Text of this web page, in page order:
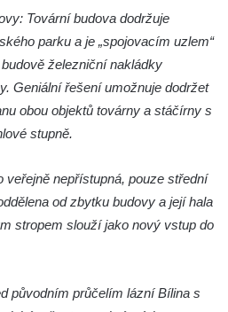
náměstí v
náměstí v
náměstí v
náměstí v
Tovární budova dodržuje
parku a je „spojovacím uzlem“
železniční nakládky
Geniální řešení umožnuje dodržet
obou objektů továrny a stáčírny s
stupně.
veřejně nepřístupná, pouze střední
od zbytku budovy a její hala
stropem slouží jako nový vstup do
původním průčelím lázní Bílina s